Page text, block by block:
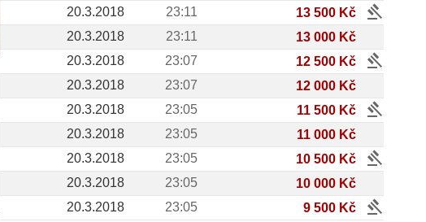
20.3.2018
23:11 13 500 Kč gavel
20.3.2018 23:11
13 000 Kč
20.3.2018
23:07 12 500 Kč gavel
20.3.2018 23:07
12 000 Kč
20.3.2018
23:05 11 500 Kč gavel
20.3.2018 23:05
11 000 Kč
20.3.2018
23:05 10 500 Kč gavel
20.3.2018 23:05
10 000 Kč
20.3.2018
23:05 9 500 Kč
gavel